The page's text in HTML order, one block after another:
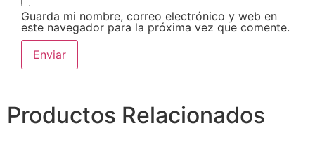
Guarda mi nombre, correo electrónico y web en
este navegador para la próxima vez que comente.
Productos Relacionados